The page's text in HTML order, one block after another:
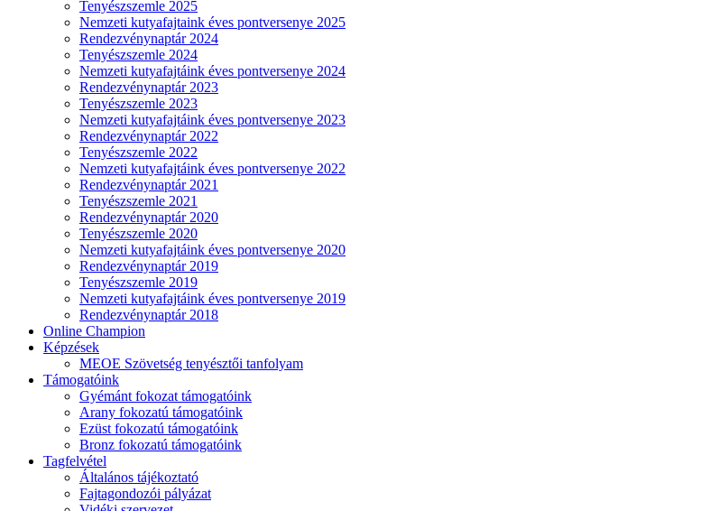
Tenyészszemle 2025
Nemzeti kutyafajtaink éves pontversenye 2025
Rendezvénynaptár 2024
Tenyészszemle 2024
Nemzeti kutyafajtáink éves pontversenye 2024
Rendezvénynaptár 2023
Tenyészszemle 2023
Nemzeti kutyafajtáink éves pontversenye 2023
Rendezvénynaptár 2022
Tenyészszemle 2022
Nemzeti kutyafajtáink éves pontversenye 2022
Rendezvénynaptár 2021
Tenyészszemle 2021
Rendezvénynaptár 2020
Tenyészszemle 2020
Nemzeti kutyafajtáink éves pontversenye 2020
Rendezvénynaptár 2019
Tenyészszemle 2019
Nemzeti kutyafajtáink éves pontversenye 2019
Rendezvénynaptár 2018
Online Champion
Képzések
MEOE Szövetség tenyésztői tanfolyam
Támogatóink
Gyémánt fokozat támogatóink
Arany fokozatú támogatóink
Ezüst fokozatú támogatóink
Bronz fokozatú támogatóink
Tagfelvétel
Általános tájékoztató
Fajtagondozói pályázat